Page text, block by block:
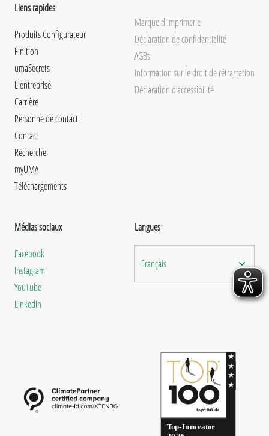
Liens rapides
Produits Configurateur
Finition
umaSecrets
L'entreprise
Carrière
Personne de contact
Contact
Recherche
myUMA
Téléchargements
Marque d'imprimerie
Déclaration de confidentialité
AGBs
Information sur le droit de rétractation
Déclaration d’accessibilité
Médias sociaux
Facebook
Instagram
YouTube
LinkedIn
Langues
Français